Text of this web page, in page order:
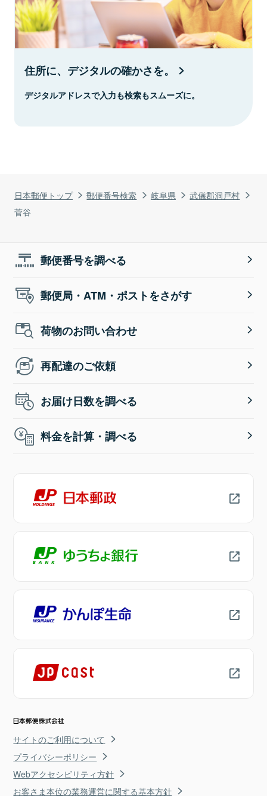
日本郵便トップ 郵便番号検索 岐阜県
武儀郡洞戸村
菅谷
住所に、デジタルの確かさを。
デジタルアドレスで入力も検索もスムーズに。
郵便番号を調べる
郵便局・ATM・ポストをさがす
荷物のお問い合わせ
再配達のご依頼
お届け日数を調べる
料金を計算・調べる
サイトのご利用について
プライバシーポリシー
Webアクセシビリティ方針
お客さま本位の業務運営に関する基本方針